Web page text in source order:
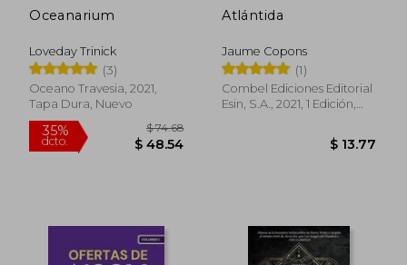
dcto. dcto.
Oceanarium
Loveday Trinick
(3)
Oceano Travesia, 2021,
Tapa Dura, Nuevo
Atlántida
Jaume Copons
(1)
Combel Ediciones Editorial
Esin, S.A., 2021, 1 Edición,